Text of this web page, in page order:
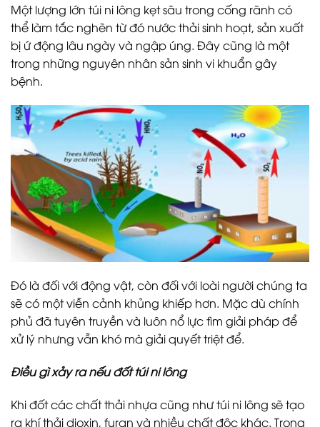
Một lượng lớn túi ni lông kẹt sâu trong cống rãnh có
thể làm tắc nghẽn từ đó nước thải sinh hoạt, sản xuất
bị ứ động lâu ngày và ngập úng. Đây cũng là một
trong những nguyên nhân sản sinh vi khuẩn gây
bệnh.
Đó là đối với động vật, còn đối với loài người chúng ta
sẽ có một viễn cảnh khủng khiếp hơn. Mặc dù chính
phủ đã tuyên truyền và luôn nổ lực tìm giải pháp để
xử lý nhưng vẫn khó mà giải quyết triệt để.
Điều gì xảy ra nếu đốt túi ni lông
Khi đốt các chất thải nhựa cũng như túi ni lông sẽ tạo
ra khí thải dioxin, furan và nhiều chất độc khác. Trong